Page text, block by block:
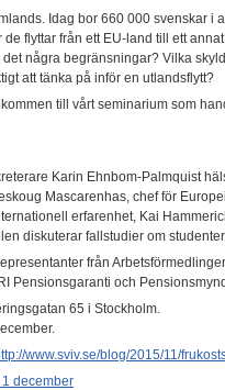
Idag bor 660 000 svenskar i
flyttar från ett EU-land till ett
några begränsningar? Vilka
att tänka på inför en utlandsflytt?
till vårt seminarium som
Karin Ehnbom-Palmquist
Mascarenhas, chef för
erfarenhet, Kai
diskuterar fallstudier om
från
Pensionsgaranti och
65 i Stockholm.
www.sviv.se/blog/2015/11/
december